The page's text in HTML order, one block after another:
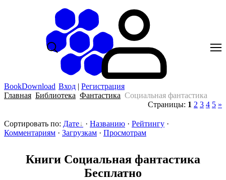
BookDownload Вход | Регистрация
Главная Библиотека Фантастика Социальная фантастика
Страницы: 1 2 3 4 5 »
Сортировать по: Дате · Названию · Рейтингу ·
Комментариям · Загрузкам · Просмотрам
Книги Социальная фантастика
Бесплатно